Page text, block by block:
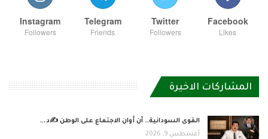
Facebook
Likes
Twitter
Followers
Telegram
Friends
Instagram
Followers
المشاركات الاخيرة
القوى السودانية… آن أوان الاجتماع على الوطن ✍️د.…
أغسطس 9, 2026